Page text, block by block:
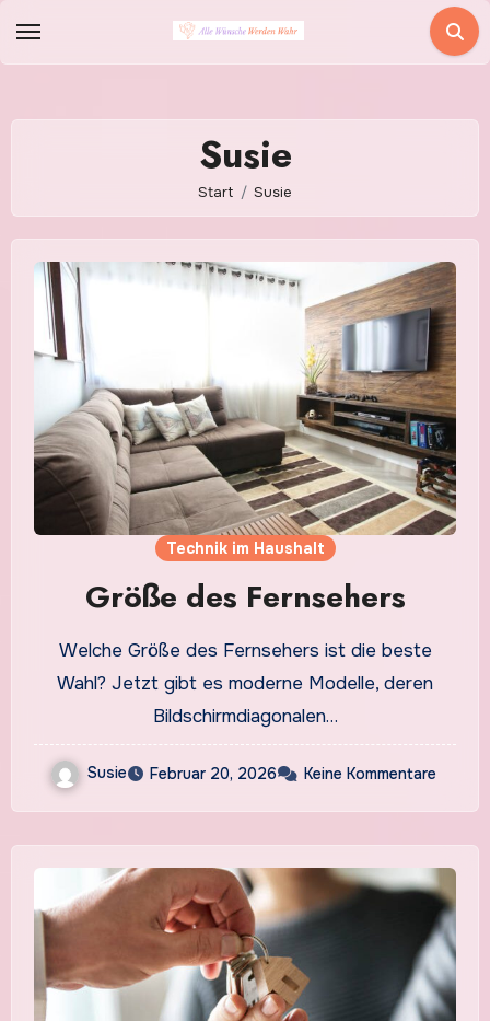
Inhalt
Susie
Start Susie
Technik im Haushalt
Größe des Fernsehers
Welche Größe des Fernsehers ist die beste
Wahl? Jetzt gibt es moderne Modelle, deren
Bildschirmdiagonalen…
Susie Februar 20, 2026 Keine Kommentare